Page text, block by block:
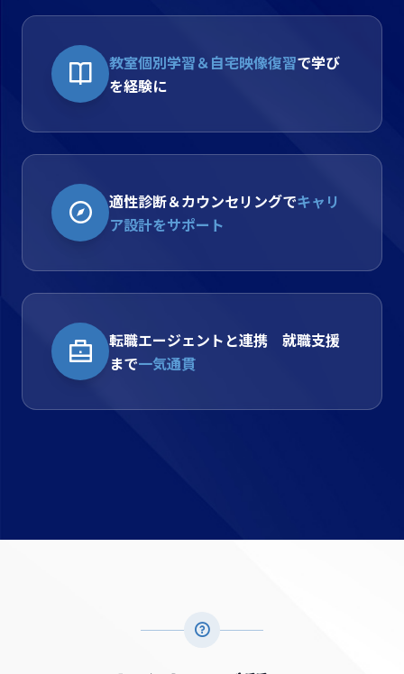
教室個別学習＆自宅映像復習で学び
を経験に
適性診断＆カウンセリングでキャリ
ア設計をサポート
転職エージェントと連携 就職支援
まで一気通貫